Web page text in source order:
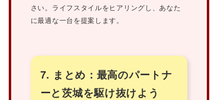
さい。ライフスタイルをヒアリングし、あなた
に最適な一台を提案します。
7. まとめ：最高のパートナ
ーと茨城を駆け抜けよう